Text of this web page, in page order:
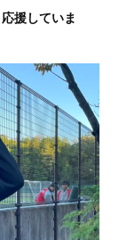
援していま